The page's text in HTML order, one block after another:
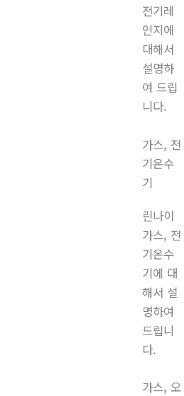
전기레
인지에
대해서
설명하
여 드립
니다.
가스, 전
기온수
기
린나이
가스, 전
기온수
기에 대
해서 설
명하여
드립니
다.
가스, 오